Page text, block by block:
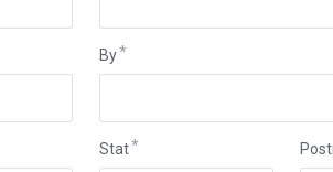
By
Stat